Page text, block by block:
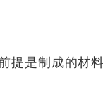
提是制成的材